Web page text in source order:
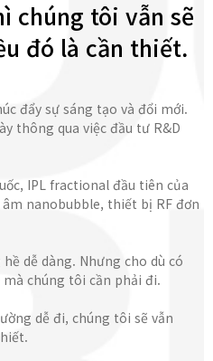
chúng tôi vẫn sẽ
đó là cần thiết.
đẩy sự sáng tạo và đổi mới.
thông qua việc đầu tư R&D
IPL fractional đầu tiên của
nanobubble, thiết bị RF đơn
dễ dàng. Nhưng cho dù có
chúng tôi cần phải đi.
dễ đi, chúng tôi sẽ vẫn